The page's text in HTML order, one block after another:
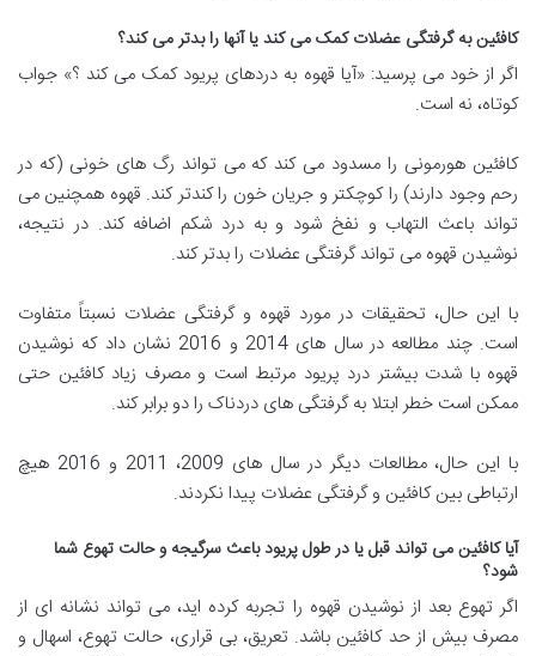
کافئین به گرفتگی عضلات کمک می کند یا آنها را بدتر می کند؟
اگر از خود می پرسید: «آیا قهوه به دردهای پریود کمک می کند ؟» جواب
کوتاه، نه است.
کافئین هورمونی را مسدود می کند که می تواند رگ های خونی (که در
رحم وجود دارند) را کوچکتر و جریان خون را کندتر کند. قهوه همچنین می
تواند باعث التهاب و نفخ شود و به درد شکم اضافه کند. در نتیجه،
نوشیدن قهوه می تواند گرفتگی عضلات را بدتر کند.
با این حال، تحقیقات در مورد قهوه و گرفتگی عضلات نسبتاً متفاوت
است. چند مطالعه در سال های 2014 و 2016 نشان داد که نوشیدن
قهوه با شدت بیشتر درد پریود مرتبط است و مصرف زیاد کافئین حتی
ممکن است خطر ابتلا به گرفتگی های دردناک را دو برابر کند.
با این حال، مطالعات دیگر در سال های 2009، 2011 و 2016 هیچ
ارتباطی بین کافئین و گرفتگی عضلات پیدا نکردند.
آیا کافئین می تواند قبل یا در طول پریود باعث سرگیجه و حالت تهوع شما
شود؟
اگر تهوع بعد از نوشیدن قهوه را تجربه کرده اید، می تواند نشانه ای از
مصرف بیش از حد کافئین باشد. تعریق، بی قراری، حالت تهوع، اسهال و